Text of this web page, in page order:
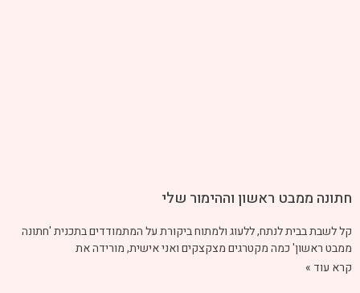
חתונה ממבט ראשון וההימור שלי
קל לשבת בבית לנתח, ללעוג ולמתוח ביקורת על המתמודדים בתכנית 'חתונה
ממבט ראשון' כמה מקטרגים מצקצקים ואני אישית, מורידה את
קרא עוד »